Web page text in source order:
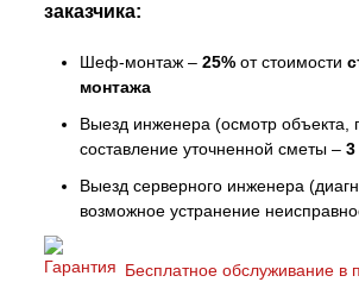
заказчика:
Шеф-монтаж – 25% от стоимости
монтажа
Выезд инженера (осмотр
составление уточненной сметы – 3
Выезд серверного инженера
возможное устранение
Бесплатное обслуживание в